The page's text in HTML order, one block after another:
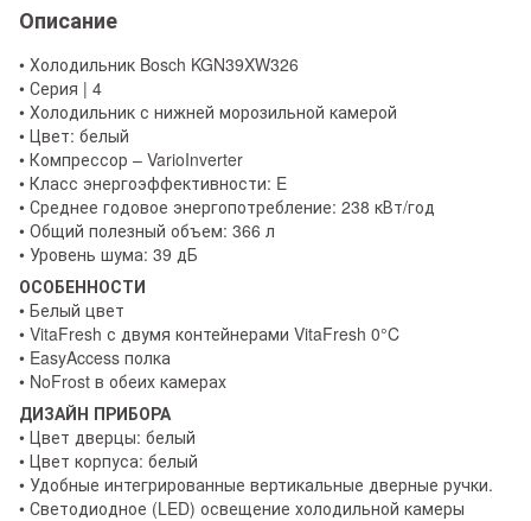
Описание
• Холодильник Bosch KGN39XW326
• Серия | 4
• Холодильник с нижней морозильной камерой
• Цвет: белый
• Компрессор – VarioInverter
• Класс энергоэффективности: E
• Среднее годовое энергопотребление: 238 кВт/год
• Общий полезный объем: 366 л
• Уровень шума: 39 дБ
ОСОБЕННОСТИ
• Белый цвет
• VitaFresh с двумя контейнерами VitaFresh 0°C
• EasyAccess полка
• NoFrost в обеих камерах
ДИЗАЙН ПРИБОРА
• Цвет дверцы: белый
• Цвет корпуса: белый
• Удобные интегрированные вертикальные дверные ручки.
• Светодиодное (LED) освещение холодильной камеры